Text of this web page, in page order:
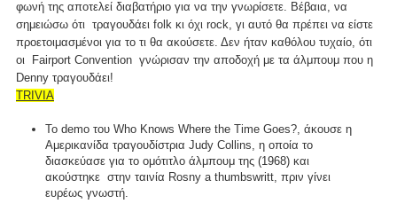
φωνή της αποτελεί διαβατήριο για να την γνωρίσετε. Βέβαια, να
σημειώσω ότι τραγουδάει folk κι όχι rock, γι αυτό θα πρέπει να είστε
προετοιμασμένοι για το τι θα ακούσετε. Δεν ήταν καθόλου τυχαίο, ότι
οι Fairport Convention γνώρισαν την αποδοχή με τα άλμπουμ που η
Denny τραγουδάει!
TRIVIA
To demo του Who Knows Where the Time Goes?, άκουσε η
Αμερικανίδα τραγουδίστρια Judy Collins, η οποία το
διασκεύασε για το ομότιτλο άλμπουμ της (1968) και
ακούστηκε στην ταινία Rosny a thumbswritt, πριν γίνει
ευρέως γνωστή.